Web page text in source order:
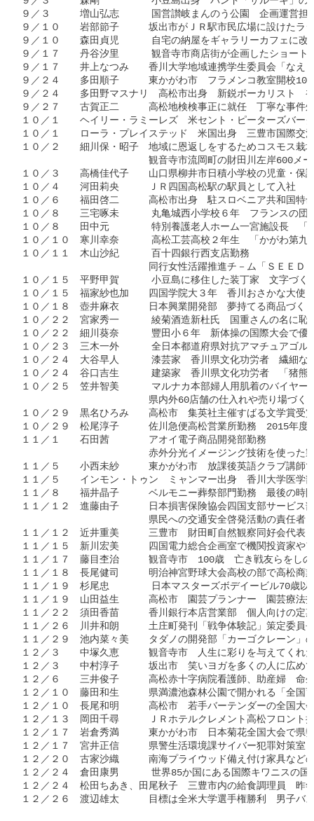
９／３　　　増山弘志　    国営讃岐まんのう公園　企画運営担
９／１０　　岩部節子　　　坂出市がＪＲ駅市民
９／１０　　森田貞児　    自宅の納屋をギャラリーカフェに
９／１７　　丹谷汐里　    観音寺市商店街が企画したショート
９／１７　　井上なつみ　　香川大学地域連携学生委員会「なえ
９／２４　　多田順子　　　東かがわ市　フラメンコ教室開
９／２４　　多田野マスナリ　高松市出身　新鋭ボーカリスト　
９／２７　　古賀正二　　　高松地検検事正に就任　丁寧な事件
１０／１　　ヘイリー・ラミーレズ　米セント・ピーターズバ
１０／１　　ローラ・プレイステッド　米国出身　三豊市国際交
１０／２　　細川保・昭子　地域に恩返しをするためコスモス
観音寺市流岡町の財田川左岸600メートルにわ
１０／３　　高橋佳代子　　山口県柳井市日積小学校の児童・
１０／４　　河田莉央　　　ＪＲ四国高松駅の駅員として入社　
１０／６　　福田啓二　　　高松市出身　駐スロベニア共和国特
１０／８　　三宅啄未　    丸亀城西小学校６年　フランスの団
１０／８　　田中元　　    特別養護老人ホーム一宮施設長　「
１０／１０　寒川幸奈　    高松工芸高校２年生　「かがわ
１０／１１　木山沙紀　    百十四銀行西支店勤務
同行女性活躍推進チ－ム「ＳＥＥＤＳ　花百」
１０／１５　平野甲賀　    小豆島に移住した装丁家　文
１０／１５　福家紗也加　　四国学院大３年　香川おさかな大使
１０／１８　壺井麻衣　　　日本興業開発部　夢持てる商品づく
１０／２２　宮家秀一　    綾菊酒造新杜氏　国重さんの名に恥
１０／２２　細川葵奈　    豐田小６年　新体操の国際大
１０／２３　三木一外　    全日本都道府県対抗アマチュアゴル
１０／２４　大谷早人　    漆芸家　香川県文化功労者　繊細な
１０／２４　谷口吉生　    建築家　香川県文化功労者　「猪熊
１０／２５　笠井智美　    マルナカ本部婦人用肌着のバイヤ
県内外60店舗の仕入れや売り場づくりを担当
１０／２９　黒名ひろみ　　高松市　集英社主催
１０／２９　松尾淳子　　　佐川急便高松営業所勤務　2015年
１１／１　　石田茜　　　　アオイ電子商品開発部勤務
赤外分光イメージング技術を使った製品開発担
１１／５　　小西未紗　　　東かがわ市　放課後英語クラブ講
１１／５　　インモン・トゥン　ミャンマー出身　香川大学医
１１／８　　福井晶子　　　ベルモニー葬祭部門勤務　最後の時
１１／１２　進藤由子　　　日本損害保険協会四国支部サービス
県民への交通安全啓発活動の責任者として
１１／１２　近井重美　　　三豊市　財田町自然観察同好会代表
１１／１５　新川宏美　　　四国電力総合企画室で機関投資家や
１１／１７　藤目杢治　　　観音寺市　100歳　亡き戦友らをし
１１／１８　長尾健司　　　明治神宮野球大会高校の部で高松
１１／１９　杉尾忠　　    日本マスターズボデイービル70歳以
１１／１９　山田益生　　　高松市　園芸プランナー　園芸療法
１１／２２　須田香苗　　　香川銀行本店営業部　個人向けの
１１／２６　川井和朗　　　土庄町発刊「戦争体験記」策定委員
１１／２９　池内菜々美　　タダノの開発部「カーゴクレーン
１２／３　　中塚久恵　　　観音寺市　人生に彩りを与えてくれ
１２／３　　中村淳子　　　坂出市　笑いヨガを多くの人に広
１２／６　　三井俊子　　　高松赤十字病院看護師、助産婦　命
１２／１０　藤田和生　　　県満濃池森林公園で開かれる「全国
１２／１０　長尾和明　　　高松市　若手バーテンダーの全国大
１２／１３　岡田千尋　　　ＪＲホテルクレメント高松フロント
１２／１７　岩倉秀満　　　東かがわ市　日本菊花全国大会で
１２／１７　宮井正信　　　県警生活環境課サイバー犯罪対策室
１２／２０　古家沙織　　　南海プライウッド備え付け家具な
１２／２４　倉田康男　    世界85か国にある国際キワニスの
１２／２４　松田ちあき、田尾秋子　三豊市内の給食調理員　昨
１２／２６　渡辺雄太　　　目標は全米大学選手権勝利　男子